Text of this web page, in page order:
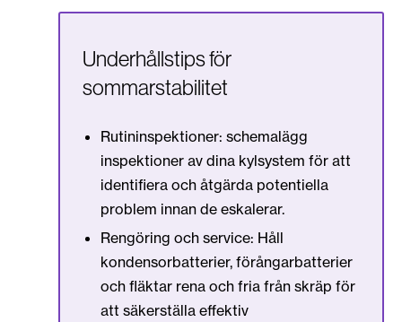
Underhållstips för
sommarstabilitet
Rutininspektioner: schemalägg
inspektioner av dina kylsystem för att
identifiera och åtgärda potentiella
problem innan de eskalerar.
Rengöring och service: Håll
kondensorbatterier, förångarbatterier
och fläktar rena och fria från skräp för
att säkerställa effektiv